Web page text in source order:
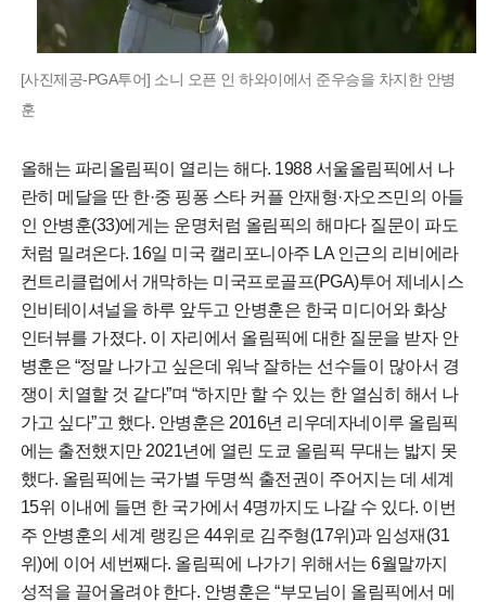
[사진제공-PGA투어] 소니 오픈 인 하와이에서 준우승을 차지한 안병
훈
올해는 파리올림픽이 열리는 해다. 1988 서울올림픽에서 나
란히 메달을 딴 한·중 핑퐁 스타 커플 안재형·자오즈민의 아들
인 안병훈(33)에게는 운명처럼 올림픽의 해마다 질문이 파도
처럼 밀려온다. 16일 미국 캘리포니아주 LA 인근의 리비에라
컨트리클럽에서 개막하는 미국프로골프(PGA)투어 제네시스
인비테이셔널을 하루 앞두고 안병훈은 한국 미디어와 화상
인터뷰를 가졌다. 이 자리에서 올림픽에 대한 질문을 받자 안
병훈은 “정말 나가고 싶은데 워낙 잘하는 선수들이 많아서 경
쟁이 치열할 것 같다”며 “하지만 할 수 있는 한 열심히 해서 나
가고 싶다”고 했다. 안병훈은 2016년 리우데자네이루 올림픽
에는 출전했지만 2021년에 열린 도쿄 올림픽 무대는 밟지 못
했다. 올림픽에는 국가별 두명씩 출전권이 주어지는 데 세계
15위 이내에 들면 한 국가에서 4명까지도 나갈 수 있다. 이번
주 안병훈의 세계 랭킹은 44위로 김주형(17위)과 임성재(31
위)에 이어 세번째다. 올림픽에 나가기 위해서는 6월말까지
성적을 끌어올려야 한다. 안병훈은 “부모님이 올림픽에서 메